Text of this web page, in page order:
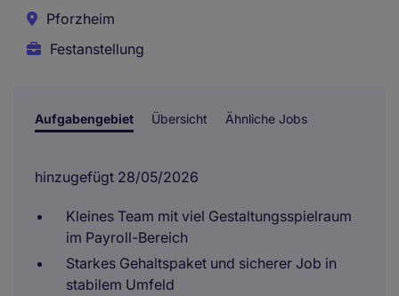
Pforzheim
Festanstellung
Aufgabengebiet Übersicht Ähnliche Jobs
hinzugefügt 28/05/2026
Kleines Team mit viel Gestaltungsspielraum
im Payroll-Bereich
Starkes Gehaltspaket und sicherer Job in
stabilem Umfeld